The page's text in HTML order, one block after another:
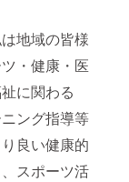
地域の皆様
・健康・医
に関わる
ング指導等
良い健康的
スポーツ活